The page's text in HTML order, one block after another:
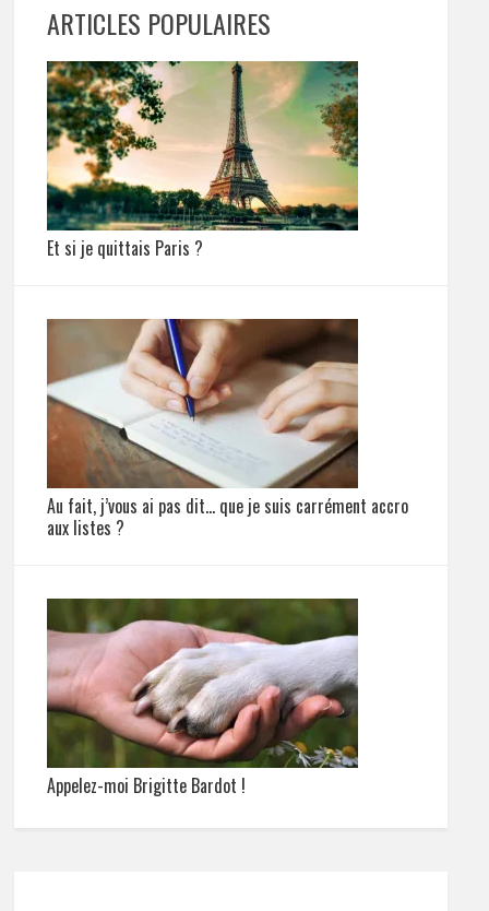
ARTICLES POPULAIRES
Et si je quittais Paris ?
Au fait, j’vous ai pas dit… que je suis carrément accro
aux listes ?
Appelez-moi Brigitte Bardot !